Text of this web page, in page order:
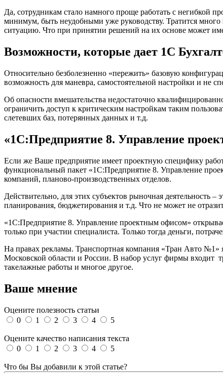
Да, сотрудникам стало намного проще работать с негибкой
минимум, быть неудобными уже руководству. Тратится
ситуацию. Что при принятии решений на их основе может
Возможности, которые дает 1С
Относительно безболезненно «пережить» базовую
возможность для маневра, самостоятельной настройки и не
Об опасности вмешательства недостаточно
ограничить доступ к критическим настройкам таким
слетевших баз, потерянных данных и т.д.
«1С:Предприятие 8. Управление
Если же Ваше предприятие имеет проектную специфику
функциональный пакет «1С:Предприятие 8. Управление
компаний, планово-производственных отделов.
Действительно, для этих субъектов рыночная деятельность
планирования, бюджетирования и т.д. Что не может не
«1С:Предприятие 8. Управление проектным офисом»
только при участии специалиста. Только тогда деньги,
На правах рекламы. Транспортная компания «Тран Авто
Московской области и России. В набор услуг фирмы входит
такелажные работы и многое другое.
Ваше мнение
Оцените полезность статьи
0
1 2 3 4 5
Оцените качество написания текста
0
1 2 3 4 5
Что бы Вы добавили к этой статье?